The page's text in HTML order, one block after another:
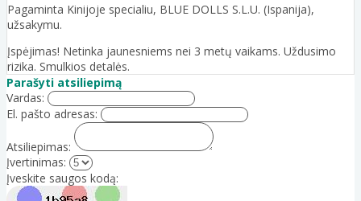
Pagaminta Kinijoje specialiu, BLUE DOLLS S.L.U. (Ispanija),
užsakymu.
Įspėjimas! Netinka jaunesniems nei 3 metų vaikams. Uždusimo
rizika. Smulkios detalės.
Parašyti atsiliepimą
Vardas:
El. pašto adresas:
Atsiliepimas:
Įvertinimas:
Įveskite saugos kodą: